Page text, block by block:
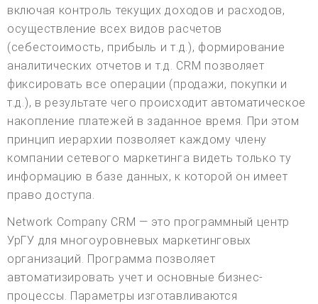
включая контроль текущих доходов и расходов,
осуществление всех видов расчетов
(себестоимость, прибыль и т.д.), формирование
аналитических отчетов и т.д. CRM позволяет
фиксировать все операции (продажи, покупки и
т.д.), в результате чего происходит автоматическое
накопление платежей в заданное время. При этом
принцип иерархии позволяет каждому члену
компании сетевого маркетинга видеть только ту
информацию в базе данных, к которой он имеет
право доступа.
Network Company CRM — это программный центр
УрГУ для многоуровневых маркетинговых
организаций. Программа позволяет
автоматизировать учет и основные бизнес-
процессы. Параметры изготавливаются